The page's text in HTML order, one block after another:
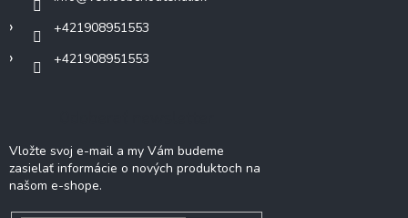
+421908951553
+421908951553
Vložte svoj e-mail a my Vám budeme
zasielať informácie o nových produktoch na
našom e-shope.